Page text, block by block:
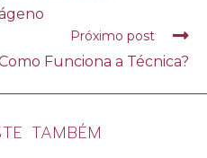
Próximo post
Funciona a Técnica?
TAMBÉM